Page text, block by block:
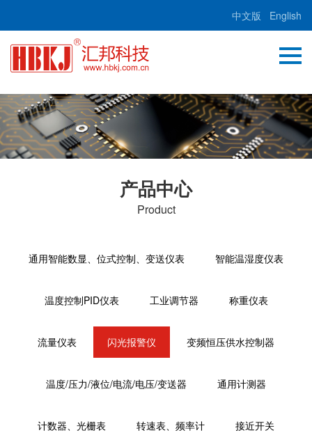
中文版 English
产品中心
Product
通用智能数显、位式控制、变送仪表 智能温湿度仪表
温度控制PID仪表 工业调节器 称重仪表
流量仪表 闪光报警仪 变频恒压供水控制器
温度/压力/液位/电流/电压/变送器 通用计测器
计数器、光栅表 转速表、频率计 接近开关